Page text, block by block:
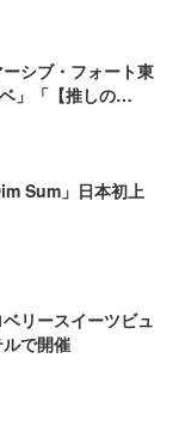
シブ・フォート東
」「【推しの
Sum」日本初上
リースイーツビュ
で開催